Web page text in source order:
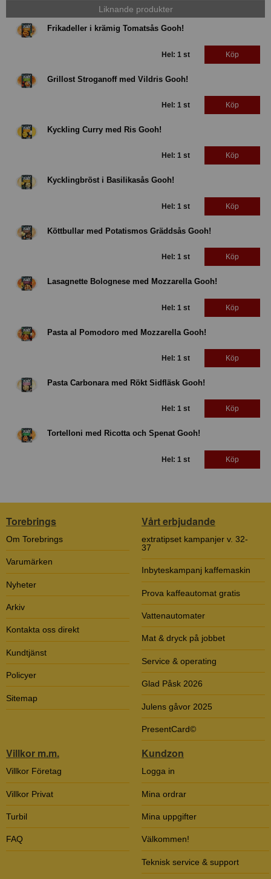
Liknande produkter
Frikadeller i krämig Tomatsås Gooh!
Hel: 1 st Köp
Grillost Stroganoff med Vildris Gooh!
Hel: 1 st Köp
Kyckling Curry med Ris Gooh!
Hel: 1 st Köp
Kycklingbröst i Basilikasås Gooh!
Hel: 1 st Köp
Köttbullar med Potatismos Gräddsås Gooh!
Hel: 1 st Köp
Lasagnette Bolognese med Mozzarella Gooh!
Hel: 1 st Köp
Pasta al Pomodoro med Mozzarella Gooh!
Hel: 1 st Köp
Pasta Carbonara med Rökt Sidfläsk Gooh!
Hel: 1 st Köp
Tortelloni med Ricotta och Spenat Gooh!
Hel: 1 st Köp
Torebrings
Om Torebrings
Varumärken
Nyheter
Arkiv
Kontakta oss direkt
Kundtjänst
Policyer
Sitemap
Vårt erbjudande
extratipset kampanjer v. 32-
37
Inbyteskampanj kaffemaskin
Prova kaffeautomat gratis
Vattenautomater
Mat & dryck på jobbet
Service & operating
Glad Påsk 2026
Julens gåvor 2025
PresentCard©
Villkor m.m.
Villkor Företag
Villkor Privat
Turbil
FAQ
Kundzon
Logga in
Mina ordrar
Mina uppgifter
Välkommen!
Teknisk service & support